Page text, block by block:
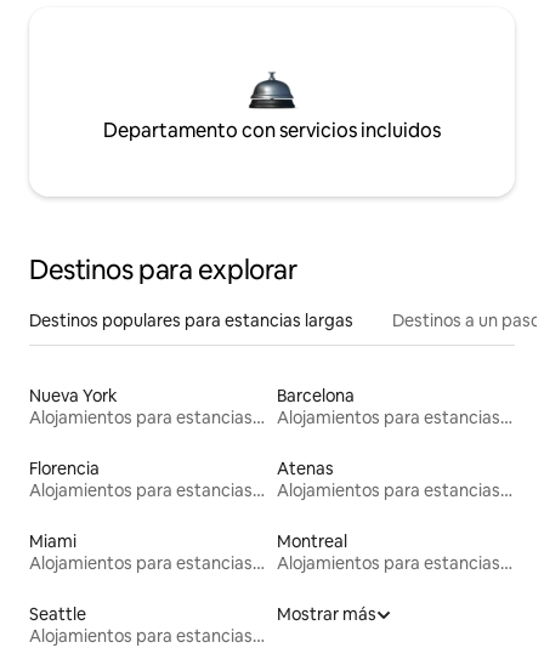
Departamento con servicios incluidos
Destinos para explorar
Destinos populares para estancias largas Destinos a un
Nueva York
Alojamientos para estancias largas
Barcelona
Alojamientos para estancias largas
Florencia
Alojamientos para estancias largas
Atenas
Alojamientos para estancias largas
Miami
Alojamientos para estancias largas
Montreal
Alojamientos para estancias largas
Seattle
Alojamientos para estancias largas
Mostrar más